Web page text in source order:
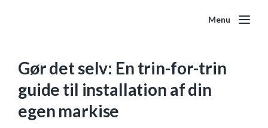
Menu
Gør det selv: En trin-for-trin
guide til installation af din
egen markise